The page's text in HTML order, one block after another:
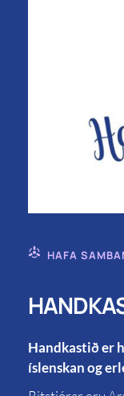
HAFA
Handkastið er
íslenskan og